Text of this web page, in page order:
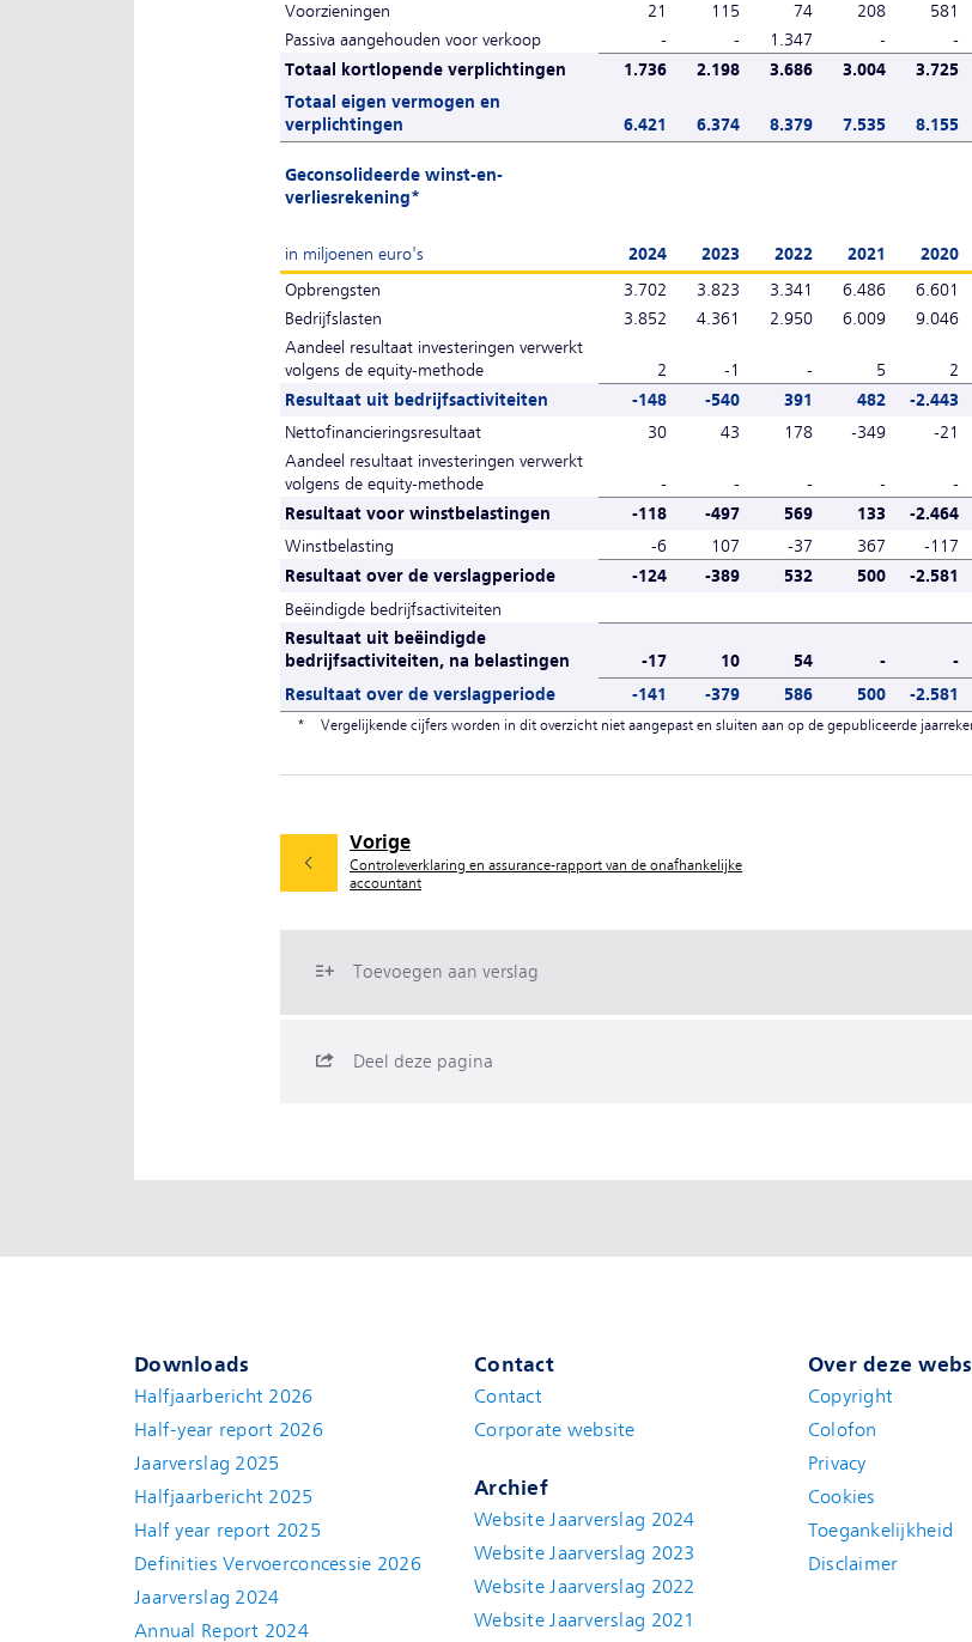
Voorzieningen
21 115 74 208 581
Passiva aangehouden voor verkoop
- - 1.347 - -
Totaal kortlopende verplichtingen
1.736 2.198 3.686 3.004 3.725
Totaal eigen vermogen en
verplichtingen
6.421 6.374 8.379 7.535 8.155
Geconsolideerde winst-en-
verliesrekening*
in miljoenen euro's 2024 2023 2022 2021 2020
Opbrengsten
3.702 3.823 3.341 6.486 6.601
Bedrijfslasten
3.852 4.361 2.950 6.009 9.046
Aandeel resultaat investeringen verwerkt
volgens de equity-methode
2 -1 - 5 2
Resultaat uit bedrijfsactiviteiten
-148 -540 391 482 -2.443
Nettofinancieringsresultaat
30 43 178 -349 -21
Aandeel resultaat investeringen verwerkt
volgens de equity-methode
- - - - -
Resultaat voor winstbelastingen
-118 -497 569 133 -2.464
Winstbelasting
-6 107 -37 367 -117
Resultaat over de verslagperiode
-124 -389 532 500 -2.581
Beëindigde bedrijfsactiviteiten
Resultaat uit beëindigde
bedrijfsactiviteiten, na belastingen
-17 10 54 - -
Resultaat over de verslagperiode
-141 -379 586 500 -2.581
* Vergelijkende cijfers worden in dit overzicht niet aangepast en sluiten aan op de gepubliceerde
Vorige
Controleverklaring en assurance-rapport van de onafhankelijke
accountant
Toevoegen aan verslag
Deel deze pagina
Downloads
Halfjaarbericht 2026
Half-year report 2026
Jaarverslag 2025
Halfjaarbericht 2025
Half year report 2025
Definities Vervoerconcessie 2026
Jaarverslag 2024
Annual Report 2024
Contact
Contact(new window)
Corporate website
Archief
Website Jaarverslag 2024
Website Jaarverslag 2023
Website Jaarverslag 2022
Website Jaarverslag 2021
Over deze
Copyright
Colofon
Privacy
Cookies
Toegankelijkheid
Disclaimer